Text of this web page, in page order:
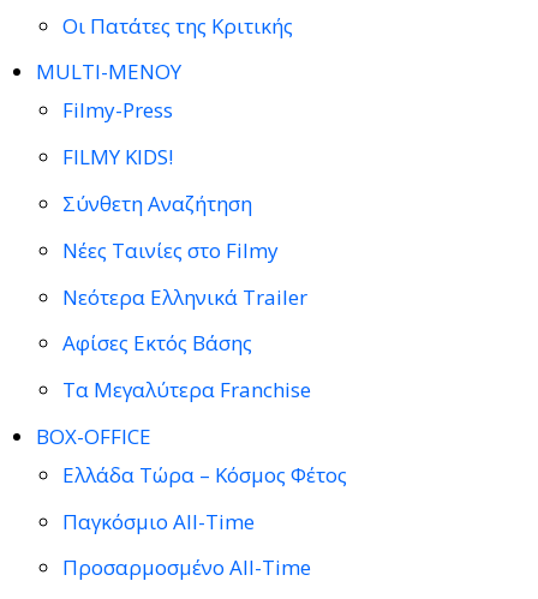
Οι Πατάτες της Κριτικής
MULTI-ΜΕΝΟΥ
Filmy-Press
FILMY KIDS!
Σύνθετη Αναζήτηση
Νέες Ταινίες στο Filmy
Νεότερα Ελληνικά Trailer
Αφίσες Εκτός Βάσης
Τα Μεγαλύτερα Franchise
BOX-OFFICE
Ελλάδα Τώρα – Κόσμος Φέτος
Παγκόσμιο All-Time
Προσαρμοσμένο All-Time